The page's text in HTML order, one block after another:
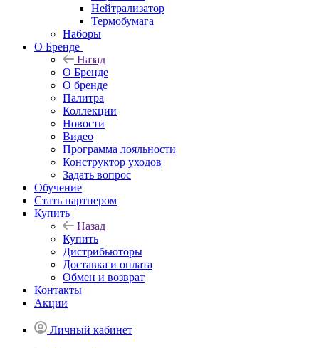
Нейтрализатор
Термобумага
Наборы
О Бренде
Назад
О Бренде
О бренде
Палитра
Коллекции
Новости
Видео
Программа лояльности
Конструктор уходов
Задать вопрос
Обучение
Стать партнером
Купить
Назад
Купить
Дистрибьюторы
Доставка и оплата
Обмен и возврат
Контакты
Акции
Личный кабинет